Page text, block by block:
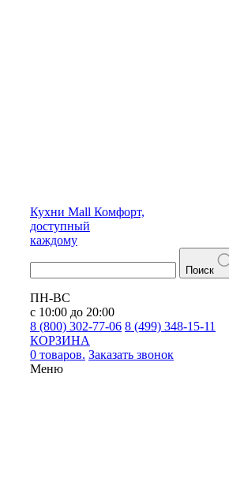
Кухни Mall Комфорт,
доступный
каждому
Поиск
ПН-ВС
с 10:00 до 20:00
8 (800) 302-77-06 8 (499) 348-15-11
КОРЗИНА
0 товаров. Заказать звонок
Меню